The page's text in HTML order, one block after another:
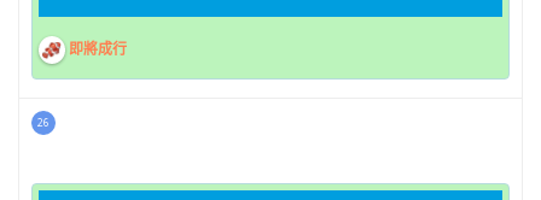
即將成行
26